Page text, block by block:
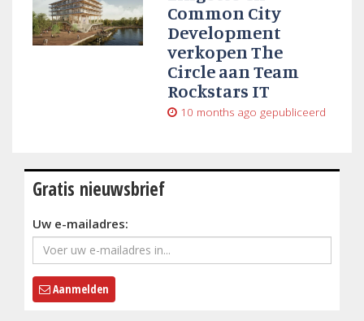
Common City
Development
verkopen The
Circle aan Team
Rockstars IT
10 months ago gepubliceerd
Gratis nieuwsbrief
Uw e-mailadres:
Aanmelden